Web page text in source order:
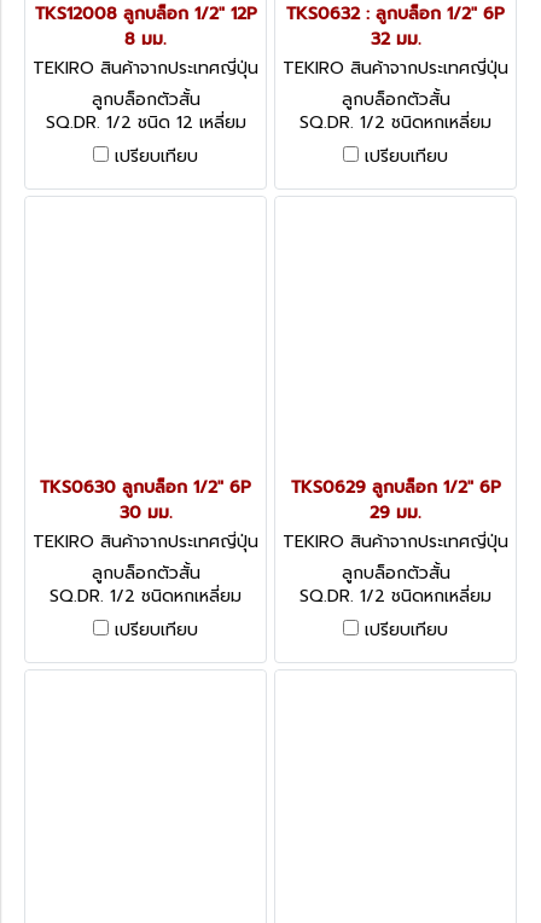
TKS12008 ลูกบล็อก 1/2" 12P
8 มม.
TEKIRO สินค้าจากประเทศญี่ปุ่น
TKS12008
ลูกบล็อกตัวสั้น
SQ.DR. 1/2 ชนิด 12 เหลี่ยม
เปรียบเทียบ
TKS0632 : ลูกบล็อก 1/2" 6P
32 มม.
TEKIRO สินค้าจากประเทศญี่ปุ่น
TKS0632
ลูกบล็อกตัวสั้น
SQ.DR. 1/2 ชนิดหกเหลี่ยม
เปรียบเทียบ
TKS0630 ลูกบล็อก 1/2" 6P
30 มม.
TEKIRO สินค้าจากประเทศญี่ปุ่น
TKS0630
ลูกบล็อกตัวสั้น
SQ.DR. 1/2 ชนิดหกเหลี่ยม
เปรียบเทียบ
TKS0629 ลูกบล็อก 1/2" 6P
29 มม.
TEKIRO สินค้าจากประเทศญี่ปุ่น
TKS0629
ลูกบล็อกตัวสั้น
SQ.DR. 1/2 ชนิดหกเหลี่ยม
เปรียบเทียบ